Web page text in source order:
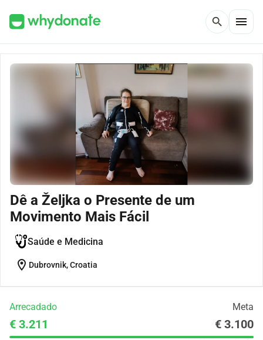
search menu
Dê a Željka o Presente de um
Movimento Mais Fácil
Saúde e Medicina
location_on Dubrovnik, Croatia
Arrecadado Meta
€ 3.211 € 3.100